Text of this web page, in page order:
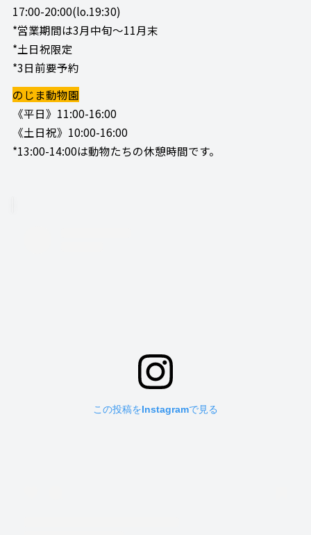
17:00-20:00(lo.19:30)
*営業期間は3月中旬～11月末
*土日祝限定
*3日前要予約
のじま動物園
《平日》11:00-16:00
《土日祝》10:00-16:00
*13:00-14:00は動物たちの休憩時間です。
この投稿をInstagramで見る